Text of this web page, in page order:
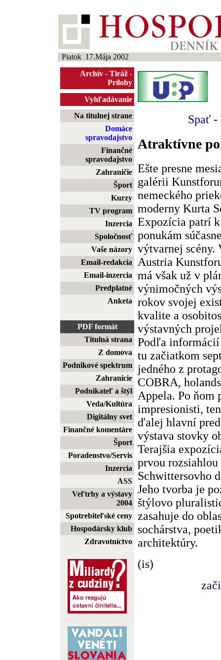
Piatok 17.Mája 2002
Archív - Tiráž -
Prílohy
Vyhľadávanie
Na titulnej strane
Domáce
spravodajstvo
Finančné
spravodajstvo
Zahraničie
Šport
Kurzy
TV program
Inzercia
Spoločnosť
Vaše názory
Email-redakcia
Email-inzercia
Predplatné
Anketa
PDF formát
Titulná strana
Z domova
Podnikové spektrum
Zahranicie
Podnikateľ a štýl
Veda/Kultúra
Digitálny svet
Finančné komentáre
Šport
Poradenstvo/Servis
Inzercia
ASS
Veľtrhy a výstavy
2004
Spotrebiteľské ceny
Hospodársky klub
Zdravotníctvo
Spať -
Atraktívne
Ešte presne
galérii
nemeckého
moderny Kurta
Expozícia patrí
ponukám
výtvarnej scény.
Austria
má však už v
výnimočných
rokov svojej
kvalite a
výstavných
Podľa
tu začiatkom
jedného z
COBRA,
Appela. Po ňom
impresionisti,
ďalej hlavní
výstava stovky
Terajšia
prvou
Schwittersovho
Jeho tvorba je
štýlovo
zasahuje do
sochárstva,
architektúry.
(is)